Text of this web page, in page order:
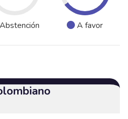
Abstención A favor